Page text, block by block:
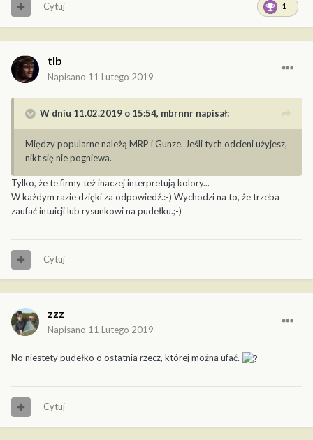
1
Cytuj
tlb
Napisano 11 Lutego 2019
W dniu 11.02.2019 o 15:54, mbrnnr napisał:
Międzypopularne należą MRP i Gunze. Jeśli tych odcieni użyjesz,
nikt się nie pogniewa.
Tylko, że te firmy też inaczej interpretują kolory...
W każdym razie dzięki za odpowiedź.:-) Wychodzi na to, że trzeba
zaufać intuicji lub rysunkowi na pudełku.;-)
Cytuj
zzz
Napisano 11 Lutego 2019
No niestety pudełko o ostatnia rzecz, której można ufać.
Cytuj